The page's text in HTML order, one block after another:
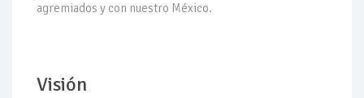
Petróleo continúa su descenso en el mercado internacional
agremiados y con nuestro México.
Visión